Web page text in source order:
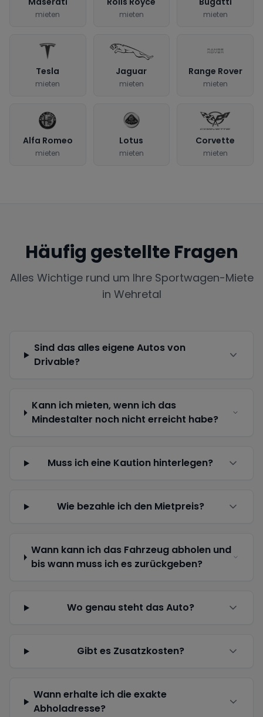
mieten mieten mieten
Tesla
mieten
Jaguar
mieten
Range Rover
mieten
Alfa Romeo
mieten
Lotus
mieten
Corvette
mieten
Häufig gestellte Fragen
Alles Wichtige rund um Ihre Sportwagen-Miete
in Wehretal
Sind das alles eigene Autos von
Drivable?
Kann ich mieten, wenn ich das
Mindestalter noch nicht erreicht habe?
Muss ich eine Kaution hinterlegen?
Wie bezahle ich den Mietpreis?
Wann kann ich das Fahrzeug abholen und
bis wann muss ich es zurückgeben?
Wo genau steht das Auto?
Gibt es Zusatzkosten?
Wann erhalte ich die exakte
Abholadresse?